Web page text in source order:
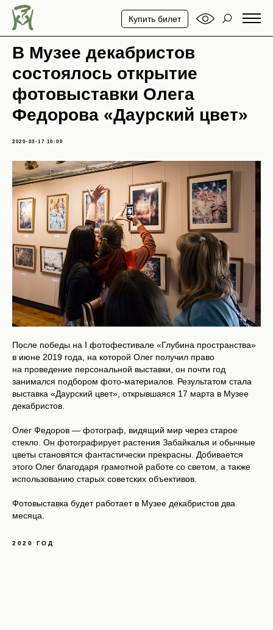
Купить билет
В Музее декабристов
состоялось открытие
фотовыставки Олега
Федорова «Даурский цвет»
2020-03-17 10:00
После победы на I фотофестивале «Глубина пространства»
в июне 2019 года, на которой Олег получил право
на проведение персональной выставки, он почти год
занимался подбором фото-материалов. Результатом стала
выставка «Даурский цвет», открывшаяся 17 марта в Музее
декабристов.
Олег Федоров — фотограф, видящий мир через старое
стекло. Он фотографирует растения Забайкалья и обычные
цветы становятся фантастически прекрасны. Добивается
этого Олег благодаря грамотной работе со светом, а также
использованию старых советских объективов.
Фотовыставка будет работает в Музее декабристов два
месяца.
2020 ГОД